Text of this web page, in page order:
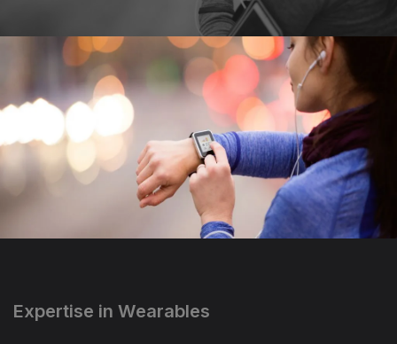
STARTEN SIE JETZT
Expertise in Wearables